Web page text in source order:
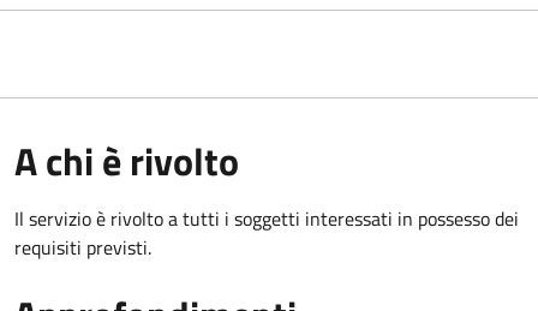
A chi è rivolto
Il servizio è rivolto a tutti i soggetti interessati in possesso dei
requisiti previsti.